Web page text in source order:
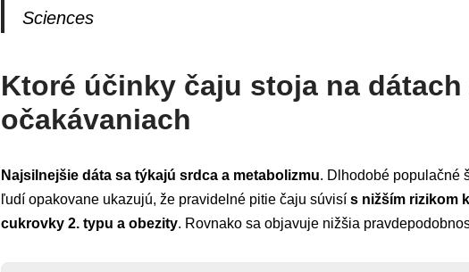
Sciences
Ktoré účinky čaju stoja na dátach
očakávaniach
Najsilnejšie dáta sa týkajú srdca a metabolizmu. Dlhodobé populačné
ľudí opakovane ukazujú, že pravidelné pitie čaju súvisí s nižším rizikom
cukrovky 2. typu a obezity. Rovnako sa objavuje nižšia